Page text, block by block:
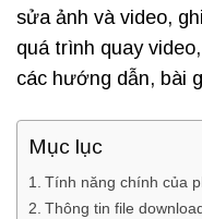
sửa ảnh và video,
quá trình quay
các hướng dẫn, bài
Mục lục
Tính năng chính của
Thông tin file